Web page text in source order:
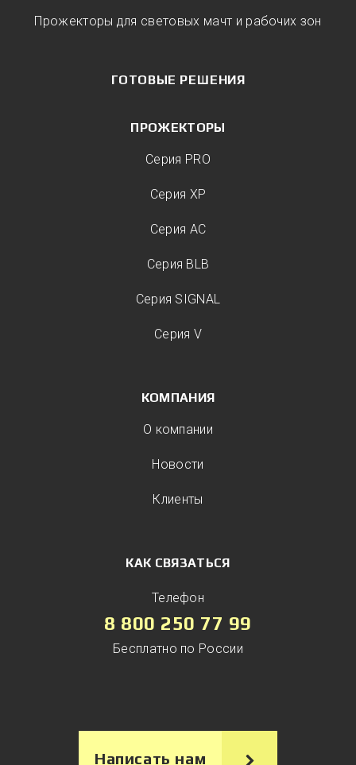
Прожекторы для световых мачт и рабочих зон
ГОТОВЫЕ РЕШЕНИЯ
ПРОЖЕКТОРЫ
Серия PRO
Серия XP
Серия AC
Серия BLB
Серия SIGNAL
Серия V
КОМПАНИЯ
О компании
Новости
Клиенты
КАК СВЯЗАТЬСЯ
Телефон
8 800 250 77 99
Бесплатно по России
Написать нам